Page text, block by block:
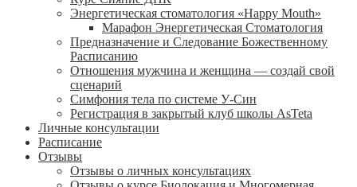
Энергетическая стоматология «Happy Mouth»
Марафон Энергетическая Cтоматология
Предназначение и Следование Божественному
Расписанию
Отношения мужчина и женщина — создай свой
сценарий
Симфония тела по системе У-Син
Регистрация в закрытый клуб школы AsTeta
Личные консультации
Расписание
Отзывы
Отзывы о личных консультациях